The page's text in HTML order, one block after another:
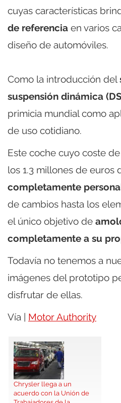
cuyas características
de referencia en varios
diseño de automóviles.
Como la introducción del
suspensión dinámica
primicia mundial como
de uso cotidiano.
Este coche cuyo coste
los 1.3 millones de euros
completamente
de cambios hasta los
el único objetivo de
completamente a su
Todavía no tenemos a
imágenes del prototipo
disfrutar de ellas.
Vía | Motor Authority
Chrysler llega a un
acuerdo con la Unión de